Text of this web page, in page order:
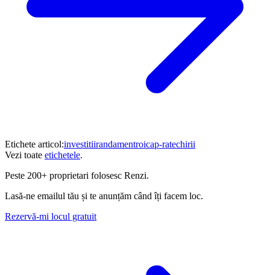
Etichete articol:investitiirandamentroicap-ratechirii
Vezi toate etichetele.
Peste 200+ proprietari folosesc Renzi.
Lasă-ne emailul tău și te anunțăm când îți facem loc.
Rezervă-mi locul gratuit